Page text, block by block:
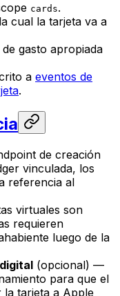
cards.
cual la tarjeta va a
gasto apropiada
a eventos de
.
de creación
vinculada, los
referencia al
virtuales son
requieren
luego de la
(opcional) —
para que el
la tarjeta a Apple